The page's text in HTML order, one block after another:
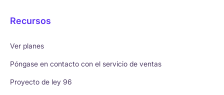
Recursos
Ver planes
Póngase en contacto con el servicio de ventas
Proyecto de ley 96